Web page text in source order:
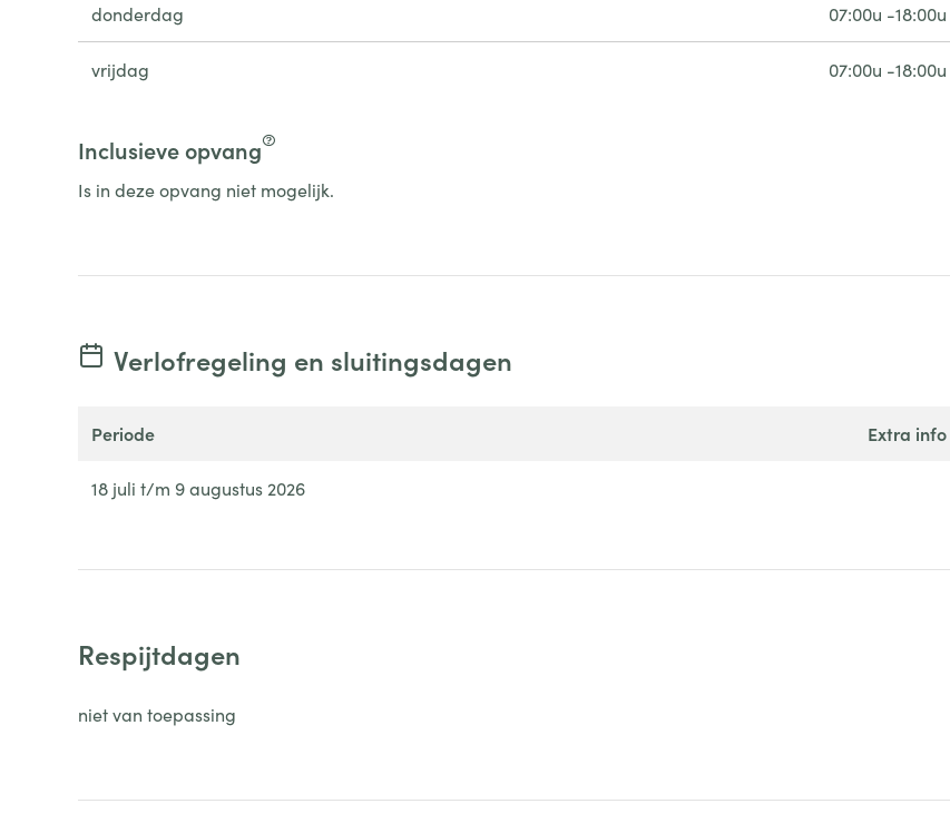
donderdag 07:00u -18:00u
vrijdag 07:00u -18:00u
Inclusieve opvang
Is in deze opvang niet mogelijk.
Verlofregeling en sluitingsdagen
periode extra info
18 juli t/m 9 augustus 2026
Respijtdagen
niet van toepassing